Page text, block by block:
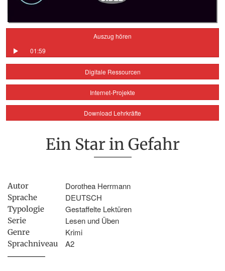
Auszug hören
01:59
Digitale Ressourcen
Internet-Projekte
Download Lehrkräfte
Ein Star in Gefahr
Autor Dorothea Herrmann
Sprache DEUTSCH
Typologie Gestaffelte Lektüren
Serie Lesen und Üben
Genre Krimi
Sprachniveau A2